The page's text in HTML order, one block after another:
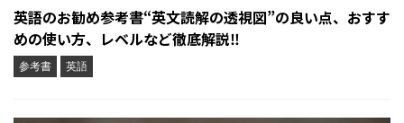
英語のお勧め参考書“英文読解の透視図”の良い点、おすす
めの使い方、レベルなど徹底解説‼︎
参考書 英語